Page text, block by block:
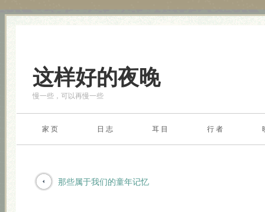
这样好的夜晚
慢一些，可以再慢一些
家 页 日 志 耳 目 行 者
那些属于我们的童年记忆